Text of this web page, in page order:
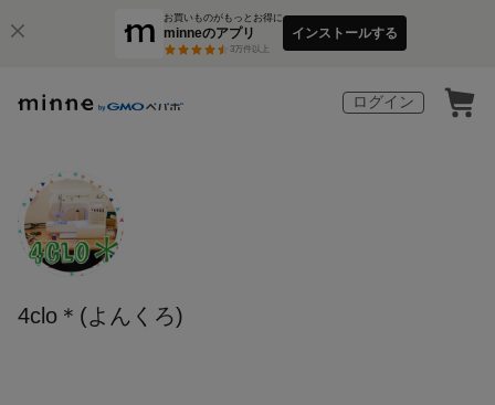
お買いものがもっとお得に
minneのアプリ
3万件以上
インストールする
ログイン
4clo＊(よんくろ)